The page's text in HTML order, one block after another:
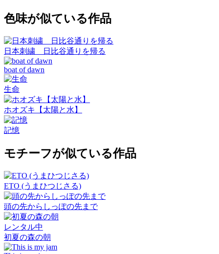
色味が似ている作品
日本刺繍 日比谷通りを帰る
boat of dawn
生命
ホオズキ【太陽と水】
記憶
モチーフが似ている作品
ETO (うまひつじさる)
頭の先からしっぽの先まで
レンタル中
初夏の森の朝